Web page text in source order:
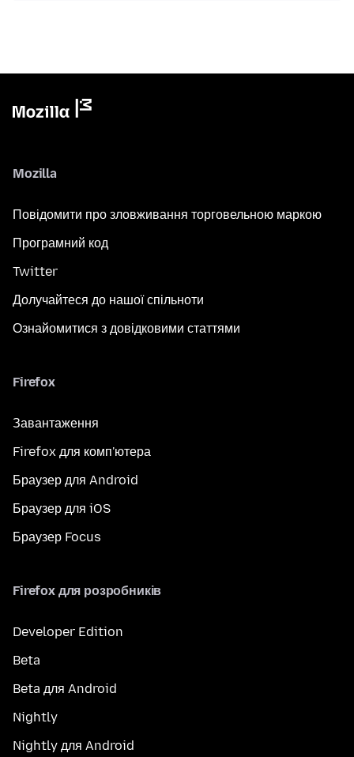
Mozilla
Повідомити про зловживання торговельною маркою
Програмний код
Twitter
Долучайтеся до нашої спільноти
Ознайомитися з довідковими статтями
Firefox
Завантаження
Firefox для комп'ютера
Браузер для Android
Браузер для iOS
Браузер Focus
Firefox для розробників
Developer Edition
Beta
Beta для Android
Nightly
Nightly для Android